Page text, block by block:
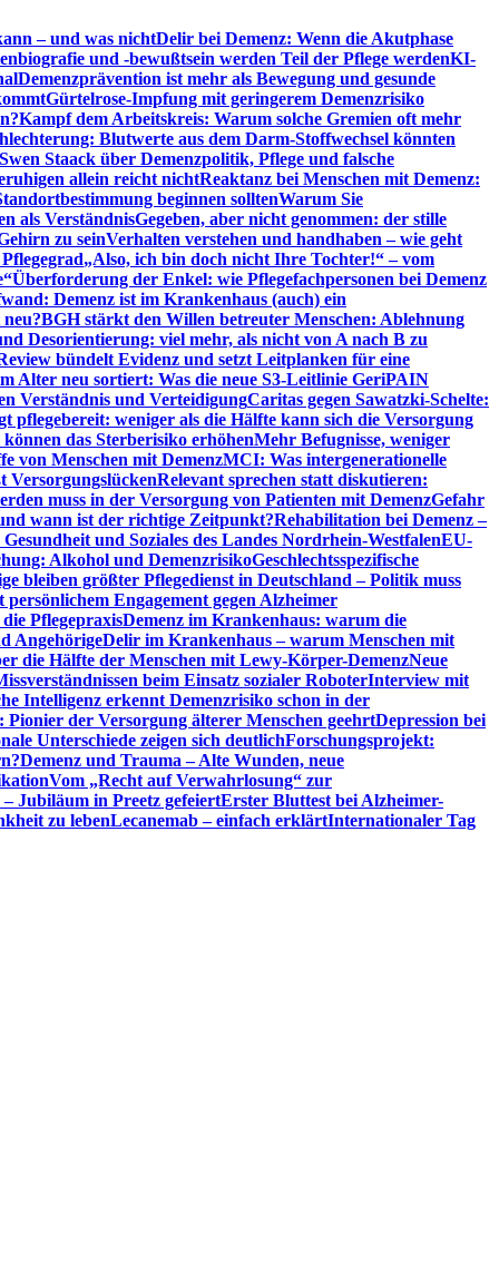
– und was nichtDelir bei Demenz: Wenn die Akutphase
und -bewußtsein werden Teil der Pflege werdenKI-
Demenzprävention ist mehr als Bewegung und gesunde
Gürtelrose-Impfung mit geringerem Demenzrisiko
Kampf dem Arbeitskreis: Warum solche Gremien oft mehr
Blutwerte aus dem Darm-Stoffwechsel könnten
Swen Staack über Demenzpolitik, Pflege und falsche
allein reicht nichtReaktanz bei Menschen mit Demenz:
beginnen solltenWarum Sie
als VerständnisGegeben, aber nicht genommen: der stille
zu seinVerhalten verstehen und handhaben – wie geht
„Also, ich bin doch nicht Ihre Tochter!“ – vom
Überforderung der Enkel: wie Pflegefachpersonen bei Demenz
Demenz ist im Krankenhaus (auch) ein
BGH stärkt den Willen betreuter Menschen: Ablehnung
Desorientierung: viel mehr, als nicht von A nach B zu
bündelt Evidenz und setzt Leitplanken für eine
Alter neu sortiert: Was die neue S3-Leitlinie GeriPAIN
Verständnis und VerteidigungCaritas gegen Sawatzki-Schelte:
pflegebereit: weniger als die Hälfte kann sich die Versorgung
das Sterberisiko erhöhenMehr Befugnisse, weniger
von Menschen mit DemenzMCI: Was intergenerationelle
VersorgungslückenRelevant sprechen statt diskutieren:
muss in der Versorgung von Patienten mit DemenzGefahr
wann ist der richtige Zeitpunkt?Rehabilitation bei Demenz –
und Soziales des Landes Nordrhein-WestfalenEU-
Alkohol und DemenzrisikoGeschlechtsspezifische
bleiben größter Pflegedienst in Deutschland – Politik muss
Engagement gegen Alzheimer
PflegepraxisDemenz im Krankenhaus: warum die
AngehörigeDelir im Krankenhaus – warum Menschen mit
die Hälfte der Menschen mit Lewy-Körper-DemenzNeue
beim Einsatz sozialer RoboterInterview mit
Intelligenz erkennt Demenzrisiko schon in der
der Versorgung älterer Menschen geehrtDepression bei
Unterschiede zeigen sich deutlichForschungsprojekt:
Demenz und Trauma – Alte Wunden, neue
Vom „Recht auf Verwahrlosung“ zur
Jubiläum in Preetz gefeiertErster Bluttest bei Alzheimer-
zu lebenLecanemab – einfach erklärtInternationaler Tag